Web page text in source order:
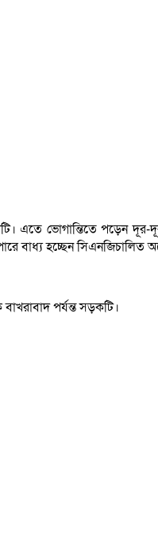
এতে ভোগান্তিতে পড়েন
বাধ্য হচ্ছেন
পর্যন্ত সড়কটি।